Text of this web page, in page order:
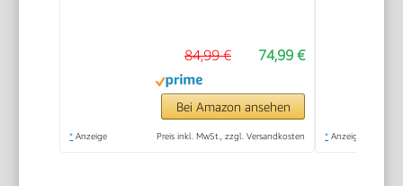
74,99 €
84,99 €
Bei Amazon ansehen
* Anzeige Preis inkl. MwSt., zzgl. Versandkosten * Anzeige